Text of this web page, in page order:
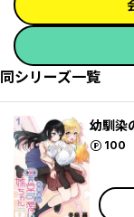
同シリーズ一覧
幼馴染
100
ポイント